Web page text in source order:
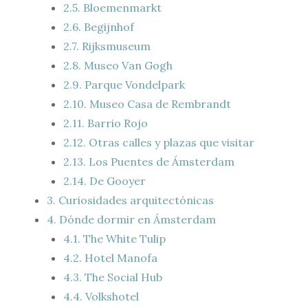
2.5. Bloemenmarkt
2.6. Begijnhof
2.7. Rijksmuseum
2.8. Museo Van Gogh
2.9. Parque Vondelpark
2.10. Museo Casa de Rembrandt
2.11. Barrio Rojo
2.12. Otras calles y plazas que visitar
2.13. Los Puentes de Ámsterdam
2.14. De Gooyer
3. Curiosidades arquitectónicas
4. Dónde dormir en Ámsterdam
4.1. The White Tulip
4.2. Hotel Manofa
4.3. The Social Hub
4.4. Volkshotel